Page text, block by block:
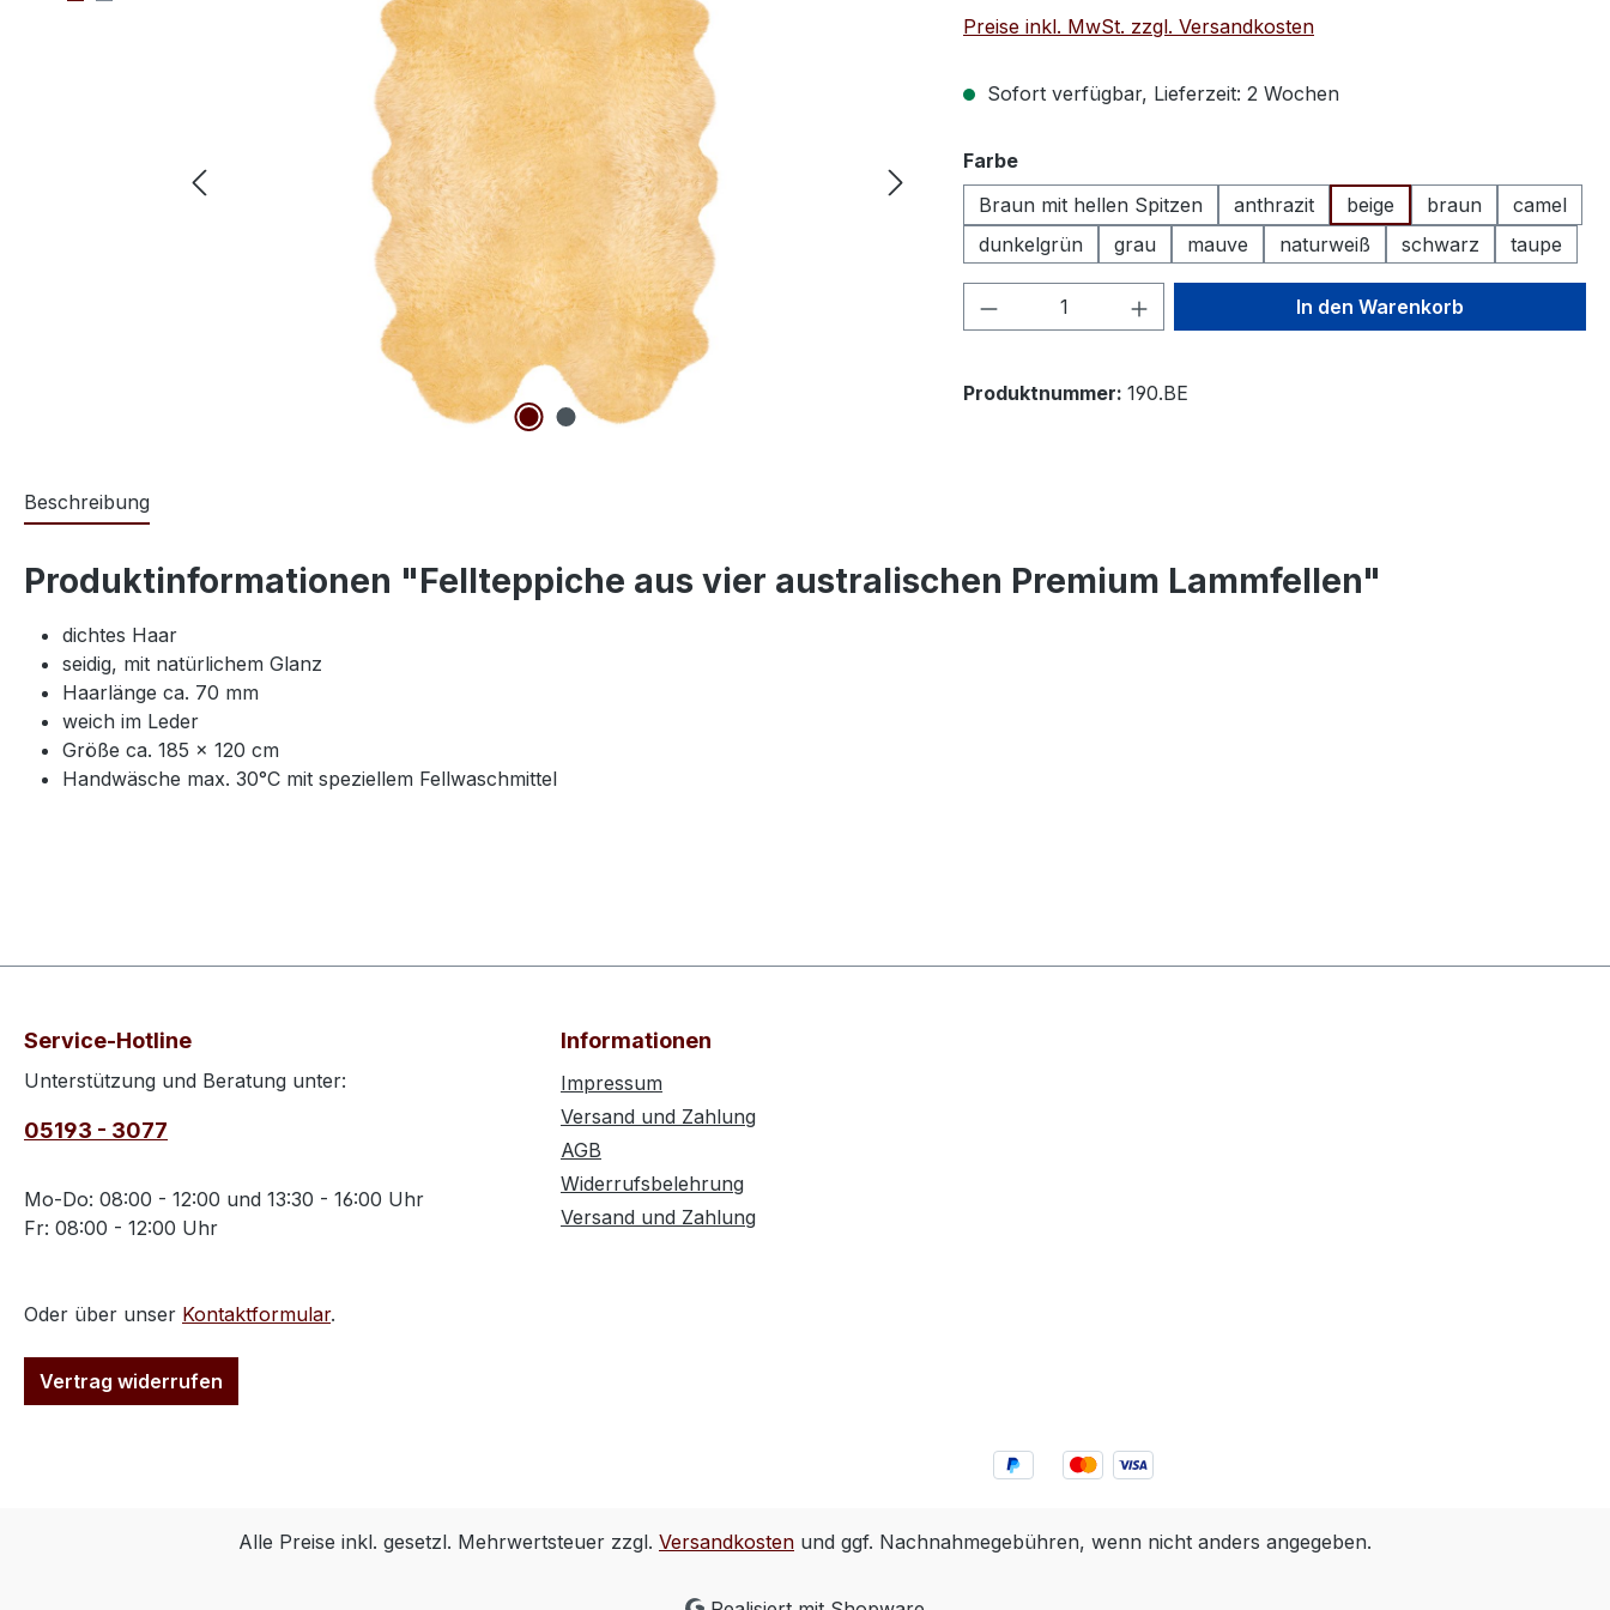
Preise inkl. MwSt. zzgl. Versandkosten
Sofort verfügbar, Lieferzeit: 2 Wochen
Farbeauswählen
Braun mit hellen Spitzen
anthrazit beige braun
camel
dunkelgrün
grau mauve naturweiß schwarz taupe
Produkt Anzahl: Gib den gewünschten Wert
In den Warenkorb
Produktnummer: 190.BE
Beschreibung
Produktinformationen "Fellteppiche aus vier australischen Premium Lammfellen"
dichtes Haar
seidig, mit natürlichem Glanz
Haarlänge ca. 70 mm
weich im Leder
Größe ca. 185 × 120 cm
Handwäsche max. 30°C mit speziellem Fellwaschmittel
Service-Hotline
Unterstützung und Beratung unter:
05193 - 3077
Mo-Do: 08:00 - 12:00 und 13:30 - 16:00 Uhr
Fr: 08:00 - 12:00 Uhr
Oder über unser Kontaktformular.
Vertrag widerrufen
Informationen
Impressum
Versand und Zahlung
AGB
Widerrufsbelehrung
Versand und Zahlung
Alle Preise inkl. gesetzl. Mehrwertsteuer zzgl. Versandkosten und ggf. Nachnahmegebühren, wenn nicht anders angegeben.